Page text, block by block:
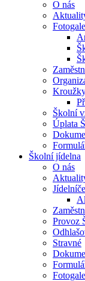
O nás
Školní
Úplata
Školní jídelna
O nás
Provoz
Stravné